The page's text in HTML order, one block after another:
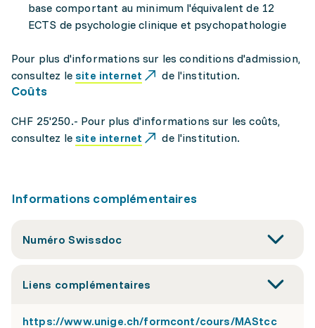
base comportant au minimum l'équivalent de 12
ECTS de psychologie clinique et psychopathologie
Pour plus d'informations sur les conditions d'admission,
consultez le site internet de l'institution.
Coûts
CHF 25'250.- Pour plus d'informations sur les coûts,
consultez le site internet de l'institution.
Informations complémentaires
Numéro Swissdoc
Liens complémentaires
https://www.unige.ch/formcont/cours/MAStcc